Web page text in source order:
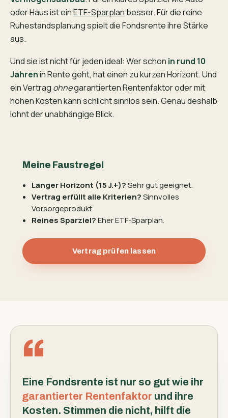
oder Haus ist einETF-Sparplan besser. Für die reine
Ruhestandsplanung spielt die Fondsrente ihre Stärke
aus.
Und sie ist nicht für jeden ideal: Wer schon in rund 10
Jahrenin Rente geht, hat einen zu kurzen Horizont. Und
ein Vertrag ohnegarantierten Rentenfaktor oder mit
hohen Kosten kann schlicht sinnlos sein. Genau deshalb
lohnt der unabhängige Blick.
Meine Faustregel
Langer Horizont (15 J.+)?Sehr gut geeignet.
Vertrag erfüllt alle Kriterien?Sinnvolles
Vorsorgeprodukt.
Reines Sparziel?Eher ETF-Sparplan.
Vertrag prüfen lassen
Eine Fondsrente ist nur so gut wie ihr
garantierter Rentenfaktor und ihre
Kosten. Stimmen die nicht, hilft die